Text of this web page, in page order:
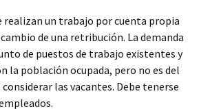
realizan un trabajo por cuenta propia
de una retribución. La demanda
de puestos de trabajo existentes y
la población ocupada, pero no es del
las vacantes. Debe tenerse